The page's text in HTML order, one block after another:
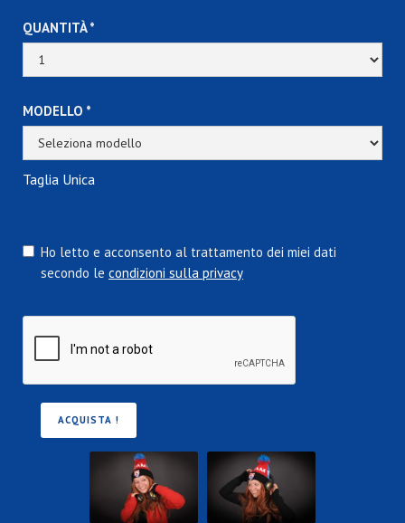
QUANTITÀ *
MODELLO *
Taglia Unica
Ho letto e acconsento al trattamento dei miei dati
secondo le condizioni sulla privacy